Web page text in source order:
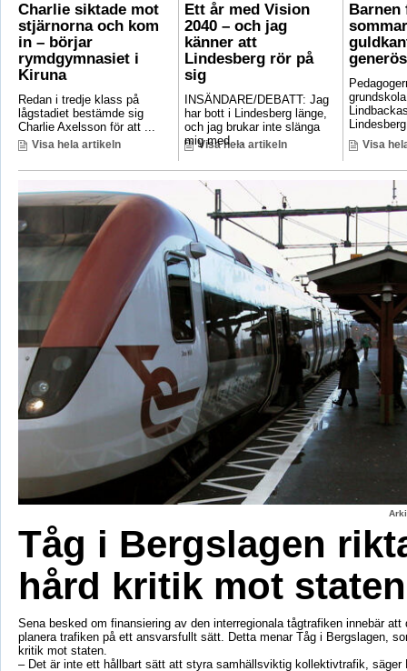
Charlie siktade mot
stjärnorna och kom
in – börjar
rymdgymnasiet i
Kiruna
Redan i tredje klass på
lågstadiet bestämde sig
Charlie Axelsson för att ...
Visa hela artikeln
Ett år med Vision
2040 – och jag
känner att
Lindesberg rör på
sig
INSÄNDARE/DEBATT: Jag
har bott i Lindesberg länge,
och jag brukar inte slänga
mig med ...
Visa hela artikeln Visa
Tåg i Bergslagen
hård kritik mot staten
Sena besked om finansiering av den interregionala tågtrafiken innebär att
planera trafiken på ett ansvarsfullt sätt. Detta menar Tåg i Bergslagen,
kritik mot staten.
– Det är inte ett hållbart sätt att styra samhällsviktig kollektivtrafik, säger